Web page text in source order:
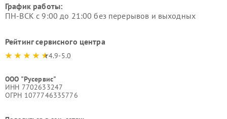
График работы:
ПН-ВСК с 9:00 до 21:00 без перерывов и выходных
Рейтинг сервисного центра
4.9-5.0
ООО "Русервис"
ИНН 7702633247
ОГРН 1077746335776